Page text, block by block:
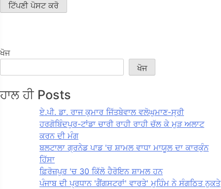
ਖੋਜ
ਖੋਜ
ਹਾਲ ਹੀ Posts
ਏ.ਪੀ. ਡਾ. ਰਾਜ ਕੁਮਾਰ ਜਿੱਤਬੇਵਾਲ ਵਲੋਘੁਮਾਣ-ਸ੍ਰੀ
ਹਰਗੋਬਿੰਦਪੁਰ-ਟਾਂਡਾ ਚਾਰੀ ਰਾਹੀ ਰਾਹੀ ਚੱਲ ਕੇ ਮੁੜ ਅਲਾਟ
ਕਰਨ ਦੀ ਮੰਗ
ਬਲਟਾਲਾ ਗ੍ਰਨੇਡ ਪਾਡ 'ਚ ਸ਼ਾਮਲ ਵਾਧਾ ਮਾਯੂਲ ਦਾ ਕਾਰਕੁੰਨ
ਹਿੱਸਾ
ਫ਼ਿਰੋਜ਼ਪੁਰ 'ਚ 30 ਕਿੱਲੋ ਹੈਰੋਇਨ ਸ਼ਾਮਲ ਹਨ
ਪੰਜਾਬ ਦੀ ਪ੍ਰਧਾਨ 'ਗੈਂਗਸਟਰਾਂ' ਵਾਰਤੇ' ਮੁਹਿੰਮ ਨੇ ਸੰਗਠਿਤ ਨੁਕਤੇ